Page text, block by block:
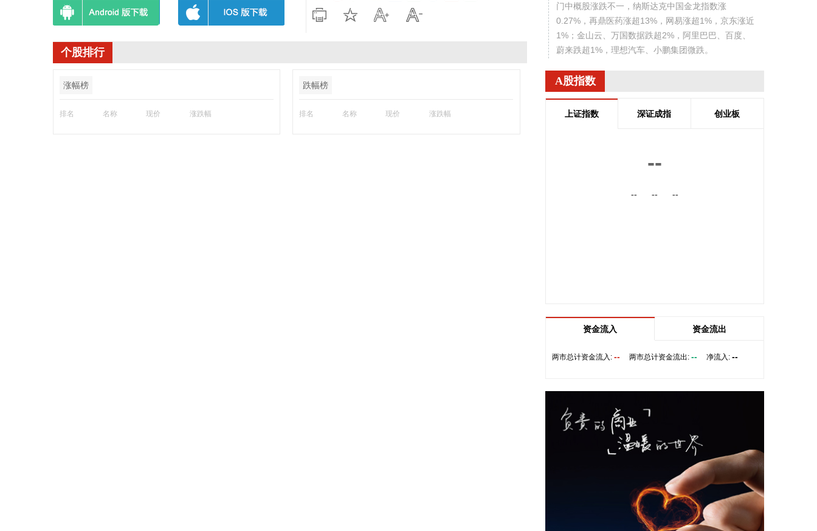
个股排行
涨幅榜
排名 名称 现价 涨跌幅
跌幅榜
排名 名称 现价 涨跌幅
门中概股涨跌不一，纳斯达克中国金龙指数涨
0.27%，再鼎医药涨超13%，网易涨超1%，京东涨近
1%；金山云、万国数据跌超2%，阿里巴巴、百度、
蔚来跌超1%，理想汽车、小鹏集团微跌。
美元指数6日上涨。衡量美元对六种主要货币的美元
指数当天上涨0.25%，在汇市尾市收于99.930。
针对沙特方面在也门鲁瓦克、阿卜尔、塞尼耶等地区
击，行动使用了多枚弹道导弹和无人机。 声明称，此
涨超2%，乙二醇、焦煤、瓶片等涨超1%。
谈结束。在意大利罗马举行的黎以谈判6日进入第三
天。此前，双方已在美国驻意大利大使馆进行了为期
两天的密集磋商。
沙特利雅得航空公司6日宣布，该公司与中国民航信
息网络股份有限公司（中国航信）近日签署分销合作
协议，以进一步深化合作，加强沙特与中国之间的航
空互联互通。 根据协议，双方将围绕全渠道分销、现
A股指数
上证指数 深证成指 创业板
--
-- -- --
资金流入 资金流出
两市总计资金流入: -- 两市总计资金流出: -- 净流入: --